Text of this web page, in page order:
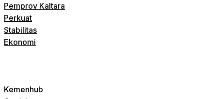
Pemprov Kaltara
Perkuat
Stabilitas
Ekonomi
Kemenhub